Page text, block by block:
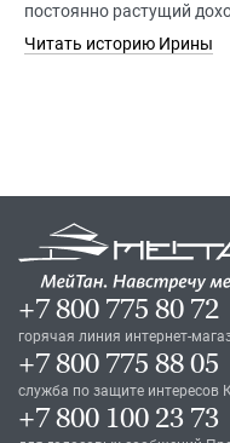
постоянно растущий
Читать историю Ирины
+7 800 775 80 72
горячая линия интернет-
+7 800 775 88 05
служба по защите интересов
+7 800 100 23 73